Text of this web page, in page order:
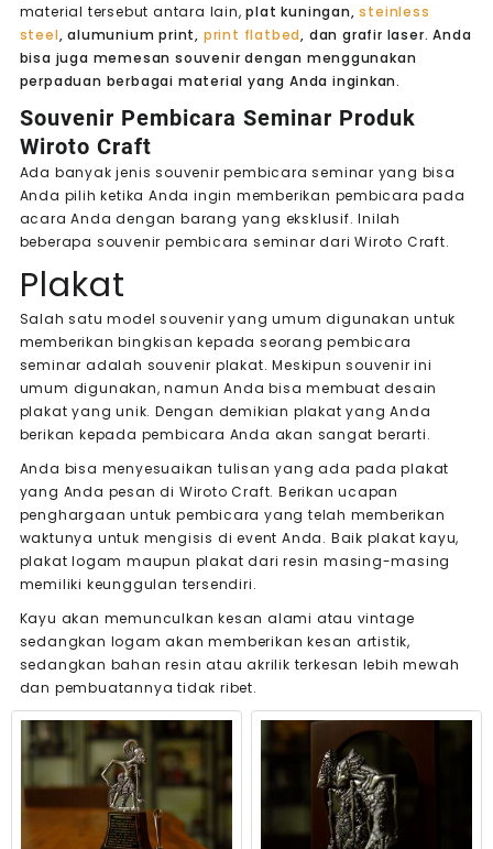
material tersebut antara lain,plat kuningan,steinless
steel, alumunium print, print flatbed, dan grafir laser. Anda
bisa juga memesan souvenir dengan menggunakan
perpaduan berbagai material yang Anda inginkan.
Souvenir Pembicara Seminar Produk
Wiroto Craft
Ada banyak jenis souvenir pembicara seminar yang bisa
Anda pilih ketika Anda ingin memberikan pembicara pada
acara Anda dengan barang yang eksklusif. Inilah
beberapa souvenir pembicara seminar dari Wiroto Craft.
Plakat
Salah satu model souvenir yang umum digunakan untuk
memberikan bingkisan kepada seorang pembicara
seminar adalah souvenir plakat. Meskipun souvenir ini
umum digunakan, namun Anda bisa membuat desain
plakat yang unik. Dengan demikian plakat yang Anda
berikan kepada pembicara Anda akan sangat berarti.
Anda bisa menyesuaikan tulisan yang ada pada plakat
yang Anda pesan di Wiroto Craft. Berikan ucapan
penghargaan untuk pembicara yang telah memberikan
waktunya untuk mengisis di event Anda. Baik plakat kayu,
plakat logam maupun plakat dari resin masing-masing
memiliki keunggulan tersendiri.
Kayu akan memunculkan kesan alami atau vintage
sedangkan logam akan memberikan kesan artistik,
sedangkan bahan resin atau akrilik terkesan lebih mewah
dan pembuatannya tidak ribet.